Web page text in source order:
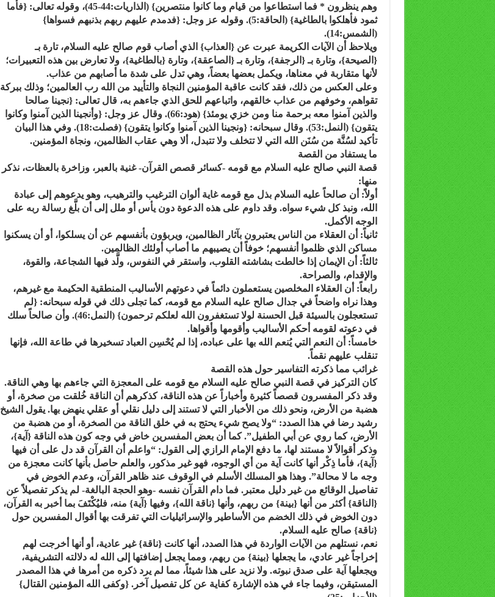
وهم ينظرون * فما استطاعوا من قيام وما كانوا منتصرين} (الذاريات:44-45)، وقوله تعالى: {فأما
ثمود فأهلكوا بالطاغية} (الحاقة:5). وقوله عز وجل: {فدمدم عليهم ربهم بذنبهم فسواها}
(الشمس:14).
ويلاحظ أن الآيات الكريمة عبرت عن {العذاب} الذي أصاب قوم صالح عليه السلام، تارة بـ
{الصيحة}، وتارة بـ {الرجفة}، وتارة بـ {الصاعقة}، وتارة {بالطاغية}، ولا تعارض بين هذه التعبيرات؛
لأنها متقاربة في معناها، ويكمل بعضها بعضاً، وهي تدل على شدة ما أصابهم من عذاب.
وعلى العكس من ذلك، فقد كانت عاقبة المؤمنين النجاة والتأييد من الله رب العالمين؛ وذلك ببركة
تقواهم، وخوفهم من عذاب خالقهم، واتباعهم للحق الذي جاءهم به، قال تعالى: {نجينا صالحا
والذين آمنوا معه برحمة منا ومن خزي يومئذ} (هود:66). وقال عز وجل: {وأنجينا الذين آمنوا وكانوا
يتقون} (النمل:53). وقال سبحانه: {ونجينا الذين آمنوا وكانوا يتقون} (فصلت:18). وفي هذا البيان
تأكيد لسُنَّة من سُنَن الله التي لا تتخلف ولا تتبدل، ألا وهي عقاب الظالمين، ونجاة المؤمنين.
ما يستفاد من القصة
قصة النبي صالح عليه السلام مع قومه -كسائر قصص القرآن- غنية بالعبر، وزاخرة بالعظات، نذكر
منها:
أولاً: أن صالحاً عليه السلام بذل مع قومه غاية ألوان الترغيب والترهيب، وهو يدعوهم إلى عبادة
الله، ونبذ كل شيء سواه. وقد داوم على هذه الدعوة دون يأس أو ملل إلى أن بلَّغ رسالة ربه على
الوجه الأكمل.
ثانياً: أن العقلاء من الناس يعتبرون بآثار الظالمين، ويربؤون بأنفسهم عن أن يسلكوا، أو أن يسكنوا
مساكن الذي ظلموا أنفسهم؛ خوفاً أن يصيبهم ما أصاب أولئك الظالمين.
ثالثاً: أن الإيمان إذا خالطت بشاشته القلوب، واستقر في النفوس، ولَّد فيها الشجاعة، والقوة،
والإقدام، والصراحة.
رابعاً: أن العقلاء المخلصين يستعملون دائماً في دعوتهم الأساليب المنطقية الحكيمة مع غيرهم،
وهذا نراه واضحاً في جدال صالح عليه السلام مع قومه، كما تجلى ذلك في قوله سبحانه: {لم
تستعجلون بالسيئة قبل الحسنة لولا تستغفرون الله لعلكم ترحمون} (النمل:46). وأن صالحاً سلك
في دعوته لقومه أحكم الأساليب وأقومها وأقواها.
خامساً: أن النعم التي يُنعم الله بها على عباده، إذا لم يُحْسِن العباد تسخيرها في طاعة الله، فإنها
تنقلب عليهم نقماً.
غرائب مما ذكرته التفاسير حول هذه القصة
كان التركيز في قصة النبي صالح عليه السلام مع قومه على المعجزة التي جاءهم بها وهي الناقة.
وقد ذكر المفسرون قصصاً كثيرة وأخباراً عن هذه الناقة، كذكرهم أن الناقة خُلقت من صخرة، أو
هضبة من الأرض، ونحو ذلك من الأخبار التي لا تستند إلى دليل نقلي أو عقلي ينهض بها. يقول الشيخ
رشيد رضا في هذا الصدد: “ولا يصح شيء يحتج به في خلق الناقة من الصخرة، أو من هضبة من
الأرض، كما روي عن أبي الطفيل”. كما أن بعض المفسرين خاض في وجه كون هذه الناقة {آية}،
وذكر أقوالاً لا مستند لها، ما دفع الإمام الرازي إلى القول: “واعلم أن القرآن قد دل على أن فيها
{آية}، فأما ذِكْر أنها كانت آية من أي الوجوه، فهو غير مذكور، والعلم حاصل بأنها كانت معجزة من
وجه ما لا محالة”. وهذا هو المسلك الأسلم في الوقوف عند ظاهر القرآن، وعدم الخوض في
تفاصيل الوقائع من غير دليل معتبر. فما دام القرآن نفسه -وهو الحجة البالغة- لم يذكر تفصيلاً عن
{الناقة} أكثر من أنها {بينة} من ربهم، وأنها {ناقة الله}، وفيها {آية} منه، فليُكْتَفَ بما أخبر به القرآن،
دون الخوض في ذلك الخضم من الأساطير والإسرائيليات التي تفرقت بها أقوال المفسرين حول
{ناقة} صالح عليه السلام.
نعم، نستلهم من الآيات الواردة في هذا الصدد، أنها كانت {ناقة} غير عادية، أو أنها أخرجت لهم
إخراجاً غير عادي، ما يجعلها {بينة} من ربهم، ومما يجعل إضافتها إلى الله له دلالته التشريفية،
ويجعلها آية على صدق نبوته. ولا نزيد على هذا شيئاً، مما لم يرد ذكره من أمرها في هذا المصدر
المستيقن، وفيما جاء في هذه الإشارة كفاية عن كل تفصيل آخر. {وكفى الله المؤمنين القتال}